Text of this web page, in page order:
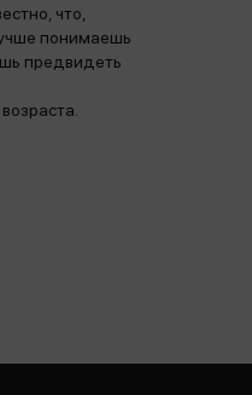
что,
понимаешь
предвидеть